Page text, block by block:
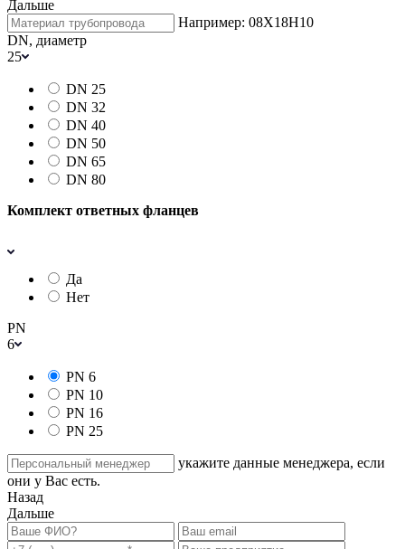
Дальше
Например: 08Х18Н10
DN, диаметр
25
DN 25
DN 32
DN 40
DN 50
DN 65
DN 80
Комплект ответных фланцев
Да
Нет
PN
6
PN 6
PN 10
PN 16
PN 25
укажите данные менеджера, если
они у Вас есть.
Назад
Дальше